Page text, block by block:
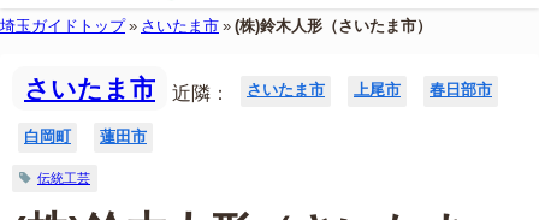
埼玉ガイドトップ» さいたま市 » (株)鈴木人形（さいたま市）
さいたま市 近隣： さいたま市 上尾市 春日部市
白岡町 蓮田市
伝統工芸